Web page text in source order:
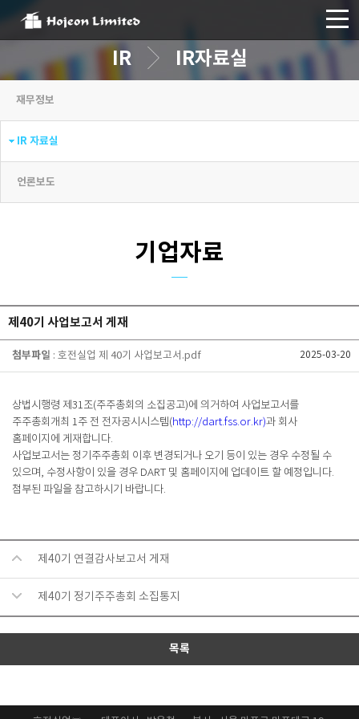
IR IR자료실
재무정보
IR 자료실
언론보도
기업자료
제40기 사업보고서 게재
첨부파일 : 호전실업 제 40기 사업보고서.pdf 2025-03-20
상법시행령 제 31조(주주총회의 소집공고)에 의거하여 사업보고서를
주주총회개최 1주 전 전자공시시스템(http://dart.fss.or.kr)과 회사
홈페이지에 게재합니다.
사업보고서는 정기주주총회 이후 변경되거나 오기 등이 있는 경우 수정될 수
있으며 , 수정사항이 있을 경우 DART 및 홈페이지에 업데이트 할 예정입니다.
첨부된 파일을 참고하시기 바랍니다.
제40기 연결감사보고서 게재
제40기 정기주주총회 소집통지
목록